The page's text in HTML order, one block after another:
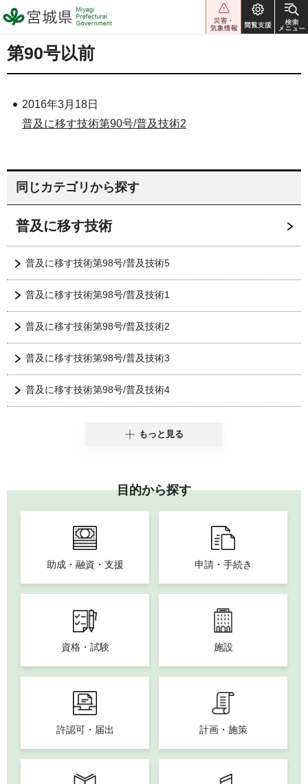
宮城県 Miyagi Prefectural
Government
第90号以前
2016年3月18日
普及に移す技術第90号/普及技術2
同じカテゴリから探す
普及に移す技術
普及に移す技術第98号/普及技術5
普及に移す技術第98号/普及技術1
普及に移す技術第98号/普及技術2
普及に移す技術第98号/普及技術3
普及に移す技術第98号/普及技術4
もっと見る
目的から探す
助成・融資・支援 申請・手続き
資格・試験 施設
許認可・届出 計画・施策